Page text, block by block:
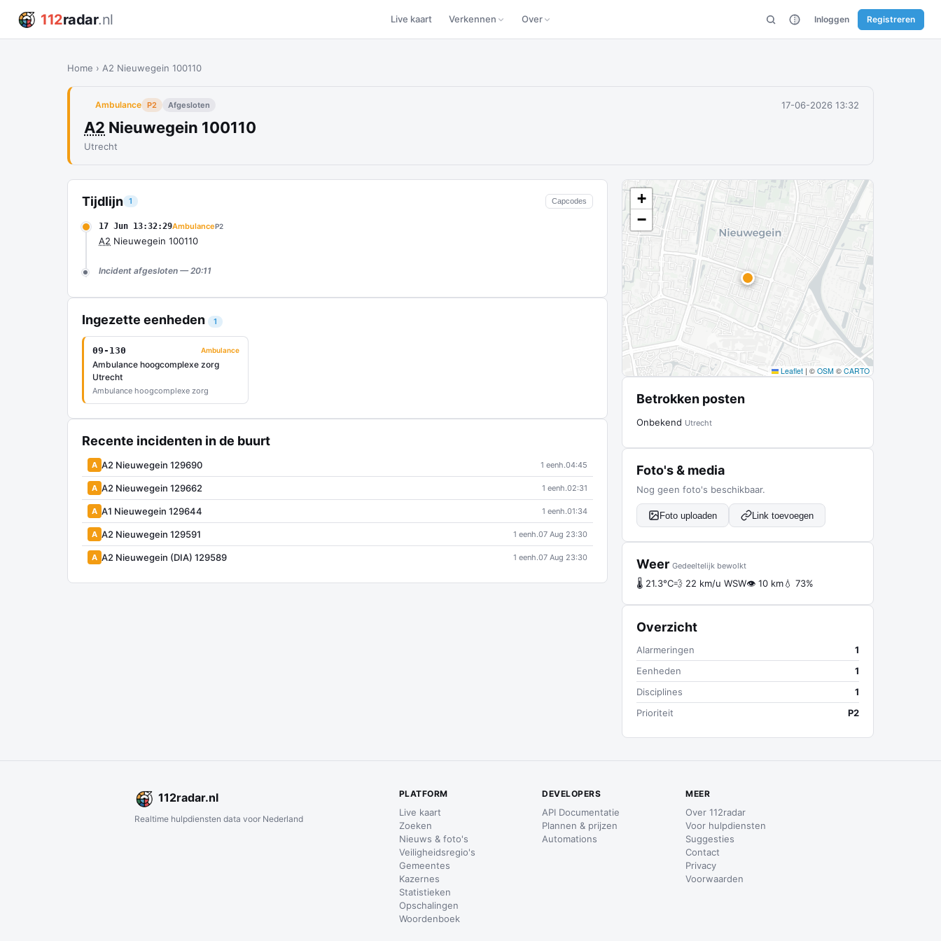
112radar.nl Live kaart Verkennen Over Inloggen Registreren
Home › A2 Nieuwegein 100110
Ambulance P2 Afgesloten 17-06-2026 13:32
A2 Nieuwegein 100110
Utrecht
Tijdlijn 1 Capcodes
17 Jun 13:32:29AmbulanceP2
A2 Nieuwegein 100110
Incident afgesloten — 20:11
Ingezette eenheden 1
09-130 Ambulance
Ambulance hoogcomplexe zorg
Utrecht
Ambulance hoogcomplexe zorg
Recente incidenten in de buurt
A A2 Nieuwegein 129690 1 eenh.04:45
A A2 Nieuwegein 129662 1 eenh.02:31
A A1 Nieuwegein 129644 1 eenh.01:34
A A2 Nieuwegein 129591 1 eenh.07 Aug 23:30
A A2 Nieuwegein (DIA) 129589 1 eenh.07 Aug 23:30
+
−
Leaflet | © OSM © CARTO
Betrokken posten
Onbekend Utrecht
Foto's & media
Nog geen foto's beschikbaar.
Foto uploaden Link toevoegen
Weer Gedeeltelijk bewolkt
🌡 21.3°C💨 22 km/u WSW👁 10 km💧 73%
Overzicht
Alarmeringen
1
Eenheden
1
Disciplines
1
Prioriteit
P2
112radar.nl
Realtime hulpdiensten data voor Nederland
PLATFORM
Live kaart
Zoeken
Nieuws & foto's
Veiligheidsregio's
Gemeentes
Kazernes
Statistieken
Opschalingen
Woordenboek
DEVELOPERS
API Documentatie
Plannen & prijzen
Automations
MEER
Over 112radar
Voor hulpdiensten
Suggesties
Contact
Privacy
Voorwaarden